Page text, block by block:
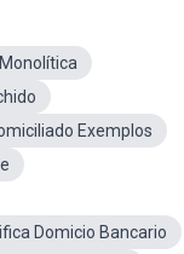
Exemplos
Domicio Bancario